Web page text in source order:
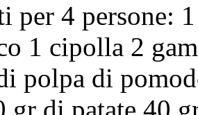
per 4 persone:
1 cipolla 2
polpa di